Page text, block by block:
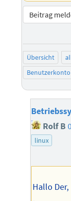
Beitrag
Übersicht
Rolf B
linux
Hallo Der,